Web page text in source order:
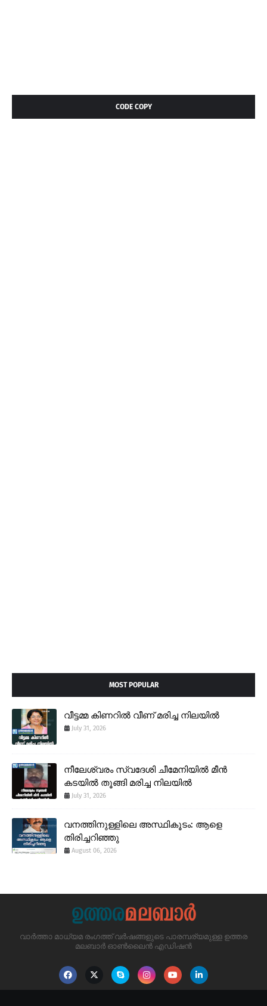
CODE COPY
MOST POPULAR
വീട്ടമ്മ കിണറിൽ വീണ് മരിച്ച നിലയിൽ
July 31, 2026
നീലേശ്വരം സ്വദേശി ചീമേനിയിൽ മീൻ
കടയിൽ തൂങ്ങി മരിച്ച നിലയിൽ
July 31, 2026
വനത്തിനുള്ളിലെ അസ്ഥികൂടം: ആളെ
തിരിച്ചറിഞ്ഞു
August 06, 2026
വാർത്താ മാധ്യമ രംഗത്ത് വർഷങ്ങളുടെ പാരമ്പര്യമുള്ള ഉത്തര
മലബാർ ഓൺലൈൻ എഡിഷൻ